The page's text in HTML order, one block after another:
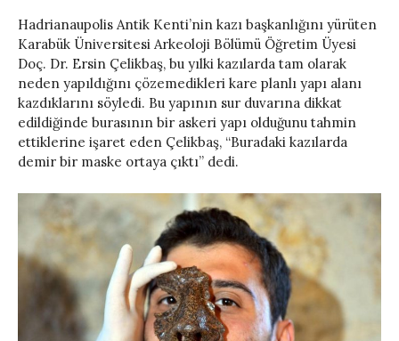
Hadrianaupolis Antik Kenti’nin kazı başkanlığını yürüten
Karabük Üniversitesi Arkeoloji Bölümü Öğretim Üyesi
Doç. Dr. Ersin Çelikbaş, bu yılki kazılarda tam olarak
neden yapıldığını çözemedikleri kare planlı yapı alanı
kazdıklarını söyledi. Bu yapının sur duvarına dikkat
edildiğinde burasının bir askeri yapı olduğunu tahmin
ettiklerine işaret eden Çelikbaş, “Buradaki kazılarda
demir bir maske ortaya çıktı” dedi.